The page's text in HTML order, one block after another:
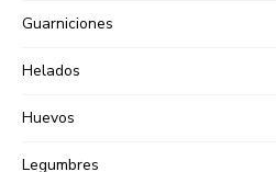
Guarniciones
Helados
Huevos
Legumbres